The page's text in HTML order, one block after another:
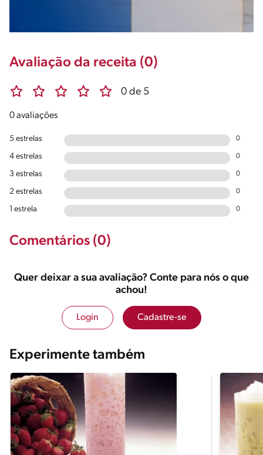
Avaliação da receita (0)
0 de 5
0 avaliações
5 estrelas 0
4 estrelas 0
3 estrelas 0
2 estrelas 0
1 estrela 0
Comentários (0)
Quer deixar a sua avaliação? Conte para nós o que
achou!
Login Cadastre-se
Experimente também